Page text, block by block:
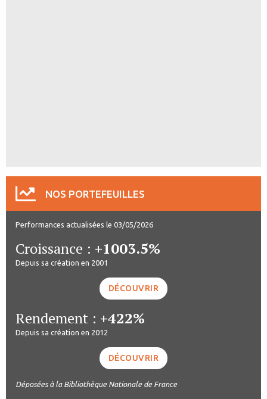
NOS PORTEFEUILLES
Performances actualisées le 03/05/2026
Croissance : +1003.5%
Depuis sa création en 2001
DÉCOUVRIR
Rendement : +422%
Depuis sa création en 2012
DÉCOUVRIR
Déposées à la Bibliothèque Nationale de France